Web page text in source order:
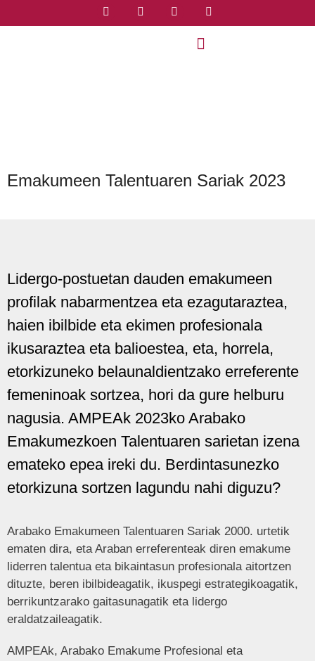
Emakumeen Talentuaren Sariak 2023
Lidergo-postuetan dauden emakumeen
profilak nabarmentzea eta ezagutaraztea,
haien ibilbide eta ekimen profesionala
ikusaraztea eta balioestea, eta, horrela,
etorkizuneko belaunaldientzako erreferente
femeninoak sortzea, hori da gure helburu
nagusia. AMPEAk 2023ko Arabako
Emakumezkoen Talentuaren sarietan izena
emateko epea ireki du. Berdintasunezko
etorkizuna sortzen lagundu nahi diguzu?
Arabako Emakumeen Talentuaren Sariak 2000. urtetik
ematen dira, eta Araban erreferenteak diren emakume
liderren talentua eta bikaintasun profesionala aitortzen
dituzte, beren ibilbideagatik, ikuspegi estrategikoagatik,
berrikuntzarako gaitasunagatik eta lidergo
eraldatzaileagatik.
AMPEAk, Arabako Emakume Profesional eta